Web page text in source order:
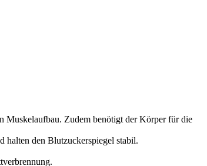
Muskelaufbau. Zudem benötigt der Körper für die
halten den Blutzuckerspiegel stabil.